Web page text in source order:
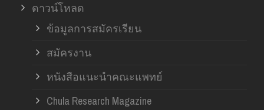
ดาวน์โหลด
ข้อมูลการสมัครเรียน
สมัครงาน
หนังสือแนะนำคณะแพทย์
Chula Research Magazine